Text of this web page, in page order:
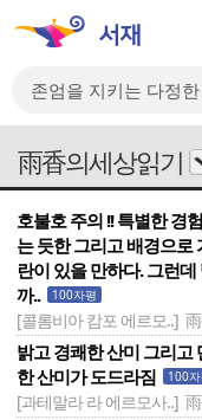
雨香의세상읽기
호불호 주의 !! 특별한 경
는 듯한 그리고 배경으로
란이 있을 만하다. 그런
까..
100자평
[콜롬비아 캄포 에르모..]
밝고 경쾌한 산미 그리고
한 산미가 도드라짐
100
[과테말라 라 에르모사..]